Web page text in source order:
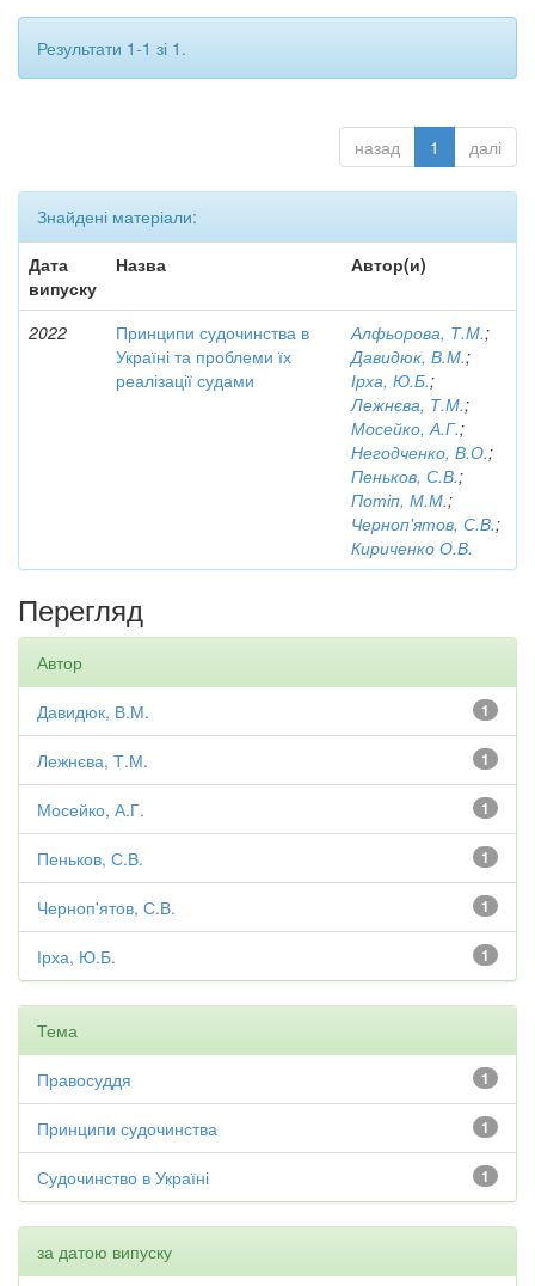
Результати 1-1 зі 1.
назад 1 далі
Знайдені матеріали:
Дата
випуску
Назва Автор(и)
2022
Принципи судочинства в
Україні та проблеми їх
реалізації судами
Алфьорова, Т.М.;
Давидюк, В.М.;
Ірха, Ю.Б.;
Лежнєва, Т.М.;
Мосейко, А.Г.;
Негодченко, В.О.;
Пеньков, С.В.;
Потіп, М.М.;
Черноп'ятов, С.В.;
Кириченко О.В.
Перегляд
Автор
1
Давидюк, В.М.
1
Лежнєва, Т.М.
1
Мосейко, А.Г.
1
Пеньков, С.В.
1
Черноп'ятов, С.В.
1
Ірха, Ю.Б.
Тема
1
Правосуддя
1
Принципи судочинства
1
Судочинство в Україні
за датою випуску